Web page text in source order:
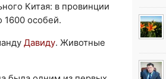
Китая: в провинции
1600 особей.
Давиду. Животные